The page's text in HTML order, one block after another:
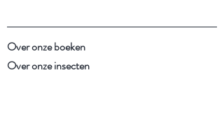
Over onze boeken
Over onze insecten